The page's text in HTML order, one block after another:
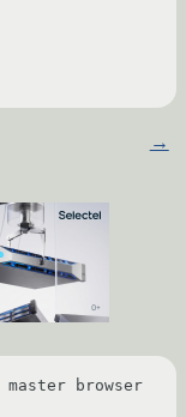
→
master browser